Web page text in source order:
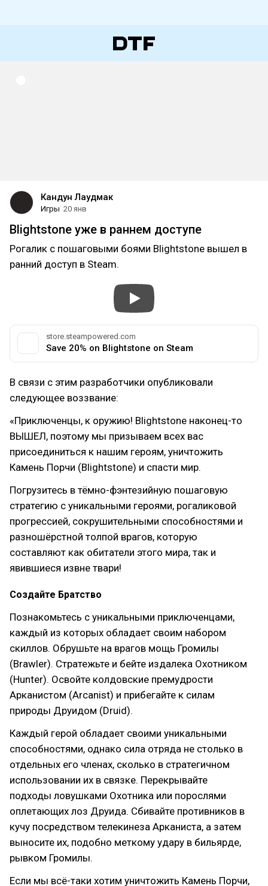
Кандун Лаудмак
Игры 20 янв
Blightstone уже в раннем доступе
Рогалик с пошаговыми боями Blightstone вышел в
ранний доступ в Steam.
store.steampowered.com
Save 20% on Blightstone on Steam
В связи с этим разработчики опубликовали
следующее воззвание:
«Приключенцы, к оружию! Blightstone наконец-то
ВЫШЕЛ, поэтому мы призываем всех вас
присоединиться к нашим героям, уничтожить
Камень Порчи (Blightstone) и спасти мир.
Погрузитесь в тёмно-фэнтезийную пошаговую
стратегию с уникальными героями, рогаликовой
прогрессией, сокрушительными способностями и
разношёрстной толпой врагов, которую
составляют как обитатели этого мира, так и
явившиеся извне твари!
Создайте Братство
Познакомьтесь с уникальными приключенцами,
каждый из которых обладает своим набором
скиллов. Обрушьте на врагов мощь Громилы
(Brawler). Стратежьте и бейте издалека Охотником
(Hunter). Освойте колдовские премудрости
Арканистом (Arcanist) и прибегайте к силам
природы Друидом (Druid).
Каждый герой обладает своими уникальными
способностями, однако сила отряда не столько в
отдельных его членах, сколько в стратегичном
использовании их в связке. Перекрывайте
подходы ловушками Охотника или порослями
оплетающих лоз Друида. Сбивайте противников в
кучу посредством телекинеза Арканиста, а затем
выносите их, подобно меткому удару в бильярде,
рывком Громилы.
Если мы всё-таки хотим уничтожить Камень Порчи,